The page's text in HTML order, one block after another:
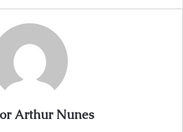
i
Arthur Nunes